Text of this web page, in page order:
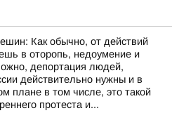
Как обычно, от действий
в оторопь, недоумение и
депортация людей,
действительно нужны и в
плане в том числе, это такой
протеста и...